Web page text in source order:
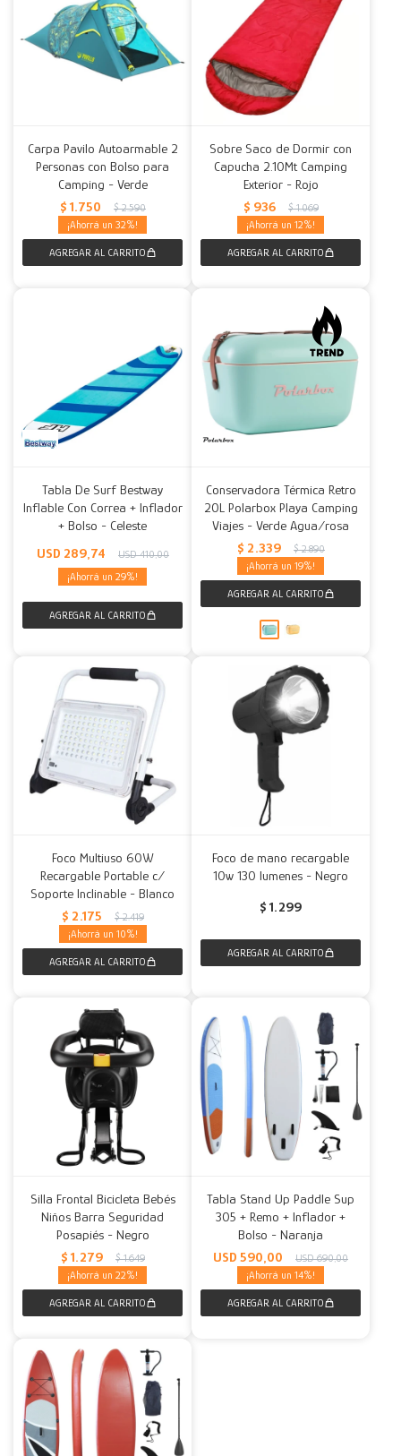
Carpa Pavilo Autoarmable 2
Personas con Bolso para
Camping - Verde
$ 1.750 $ 2.590
32
Sobre Saco de Dormir con
Capucha 2.10Mt Camping
Exterior - Rojo
$ 936 $ 1.069
12
Tabla De Surf Bestway
Inflable Con Correa + Inflador
+ Bolso - Celeste
USD 289,74 USD 410,00
29
Conservadora Térmica Retro
20L Polarbox Playa Camping
Viajes - Verde Agua/rosa
$ 2.339 $ 2.890
19
Foco Multiuso 60W
Recargable Portable c/
Soporte Inclinable - Blanco
$ 2.175 $ 2.419
10
Foco de mano recargable
10w 130 lumenes - Negro
$ 1.299
Silla Frontal Bicicleta Bebés
Niños Barra Seguridad
Posapiés - Negro
$ 1.279 $ 1.649
22
Tabla Stand Up Paddle Sup
305 + Remo + Inflador +
Bolso - Naranja
USD 590,00 USD 690,00
14